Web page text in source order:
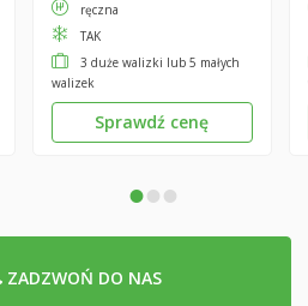
ręczna
TAK
3 duże walizki lub 5 małych
walizek
Sprawdź cenę
•••
ZADZWOŃ DO NAS